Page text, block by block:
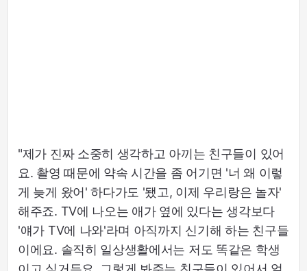
"제가 진짜 소중히 생각하고 아끼는 친구들이 있어
요. 촬영 때문에 약속 시간을 좀 어기면 '너 왜 이렇
게 늦게 왔어' 하다가도 '됐고, 이제 우리랑은 놀자'
해주죠. TV에 나오는 애가 옆에 있다는 생각보다
'얘가 TV에 나와'라며 아직까지 신기해 하는 친구들
이에요. 솔직히 일상생활에서는 저도 똑같은 학생